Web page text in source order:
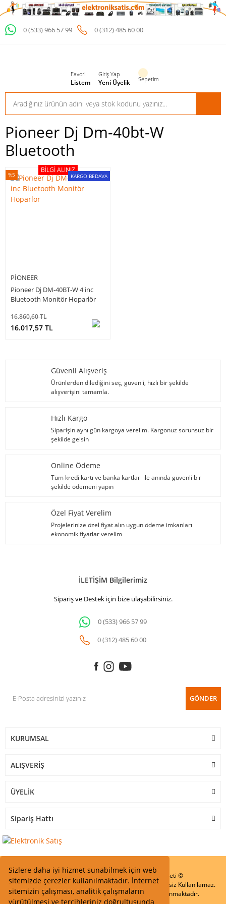
Sizlere daha iyi hizmet sunabilmek için web
sitemizde çerezler kullanılmaktadır. İnternet
sitemizin çalışması, analitik çalışmaların
yürütülmesi ve tercihleriniz doğrultusunda
0 (533) 966 57 99 0 (312) 485 60 00
Favori
Listem
Giriş Yap
Yeni Üyelik Sepetim
Pioneer Dj Dm-40bt-W
Bluetooth
KARGO BEDAVA
BILGI ALINIZ
PIONEER
Pioneer Dj DM-40BT-W 4 inc
Bluetooth Monitör Hoparlör
%5
16.860,60 TL
16.017,57 TL
Güvenli Alışveriş
Ürünlerden dilediğini seç, güvenli, hızlı bir şekilde
alışverişini tamamla.
Hızlı Kargo
Siparişin aynı gün kargoya verelim. Kargonuz sorunsuz bir
şekilde gelsin
Online Ödeme
Tüm kredi kartı ve banka kartları ile anında güvenli bir
şekilde ödemeni yapın
Özel Fiyat Verelim
Projelerinize özel fiyat alın uygun ödeme imkanları
ekonomik fiyatlar verelim
İLETİŞİM Bilgilerimiz
Sipariş ve Destek için bize ulaşabilirsiniz.
0 (533) 966 57 99
0 (312) 485 60 00
GÖNDER
KURUMSAL
ALIŞVERİŞ
ÜYELİK
Sipariş Hattı
Start Elektronik Sanayi ve Ticaret Limited Şirketi ©
Resimler Yazılar ve İçeriklerin Tüm hakları saklıdır ve İzinsiz Kullanılamaz.
Kredi kartı bilgileriniz 256bit SSL Sertifikası ile Korunmaktadır.